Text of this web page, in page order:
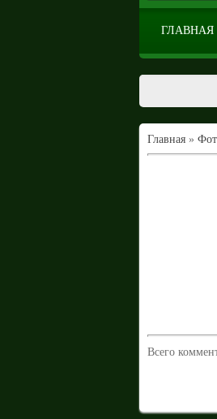
ГЛАВНАЯ
Главная »
Всего